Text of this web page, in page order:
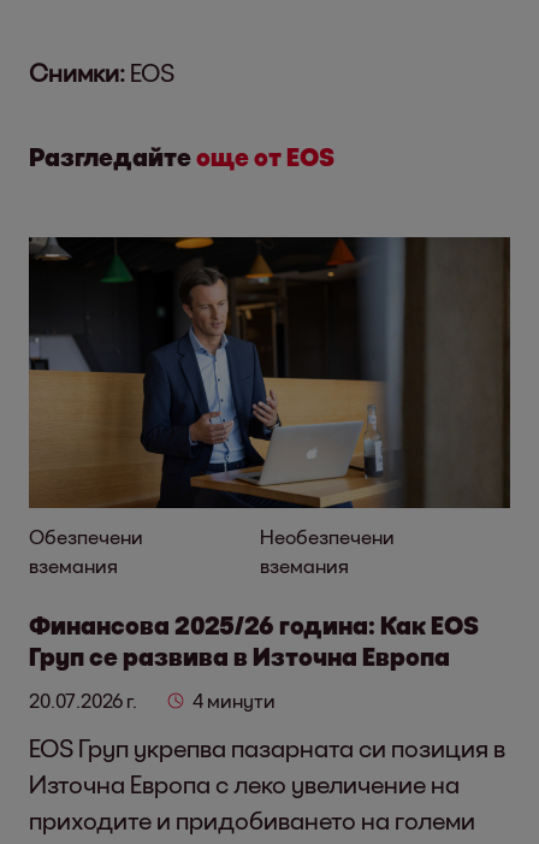
Снимки: EOS
Разгледайтеоще от EOS
Обезпечени
вземания
Необезпечени
вземания
Финансова 2025/26 година: Как EOS
Груп се развива в Източна Европа
20.07.2026 г. 4 минути
EOS Груп укрепва пазарната си позиция в
Източна Европа с леко увеличение на
приходите и придобиването на големи